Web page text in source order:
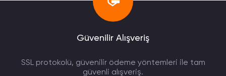
Assassins Creed Rogue Önerilen Sistem
İşletim Sistemi: Windows 7 SP1 or Windows 8/8.1
İşlemci: Intel Core i5 2400s @ 2.5 GHz ya da
daha iyisi / AMD FX-6100 @ 3.3 GHz ya da daha
Güvenilir Alışveriş
SSL protokolü, güvenilir ödeme yöntemleri ile tam
güvenli alışveriş.